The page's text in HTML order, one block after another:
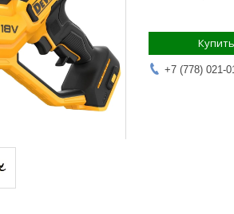
Купить
+7 (778) 021-